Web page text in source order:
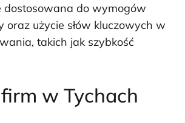
dostosowana do wymogów
użycie słów kluczowych w
takich jak szybkość
w Tychach